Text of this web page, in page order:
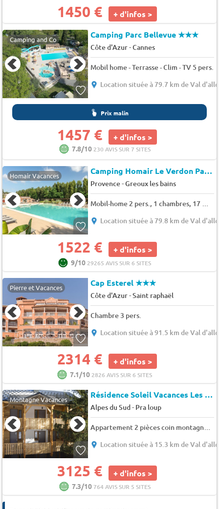
1450 € + d'infos >
Camping and Co Camping Parc Bellevue★★★
Côte d'Azur-Cannes
Mobil home - Terrasse - Clim - TV 5 pers.
Location située à 79.7 km de Val
Prix malin
1457 € + d'infos >
7.8/10 230 AVIS SUR 7 SITES
Homair Vacances Camping Homair Le Verdon Parc
Provence-Greoux les bains
Location située à 79.8 km de Val
1522 € + d'infos >
9/10 29265 AVIS SUR 6 SITES
Pierre et Vacances Cap Esterel★★★
Côte d'Azur-Saint raphaël
Chambre 3 pers.
Location située à 91.5 km de Val
2314 € + d'infos >
7.1/10 2826 AVIS SUR 6 SITES
Montagne Vacances Résidence Soleil Vacances Les Bergers Praloup 1600
Alpes du Sud- Pra loup
Appartement 2 pièces coin montagne 5 personnes
Location située à 15.3 km de Val
3125 € + d'infos >
7.3/10764 AVIS SUR 5 SITES